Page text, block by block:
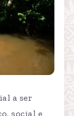
a ser
social e